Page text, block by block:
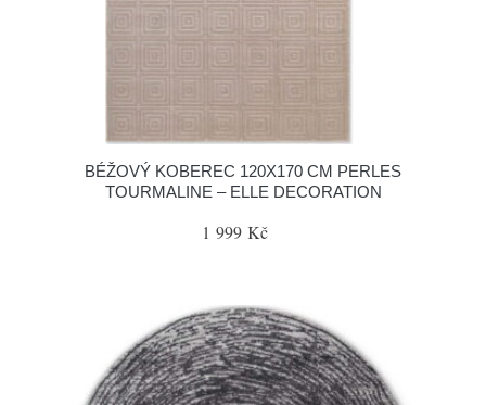
BÉŽOVÝ KOBEREC 120X170 CM PERLES
TOURMALINE – ELLE DECORATION
1 999 Kč